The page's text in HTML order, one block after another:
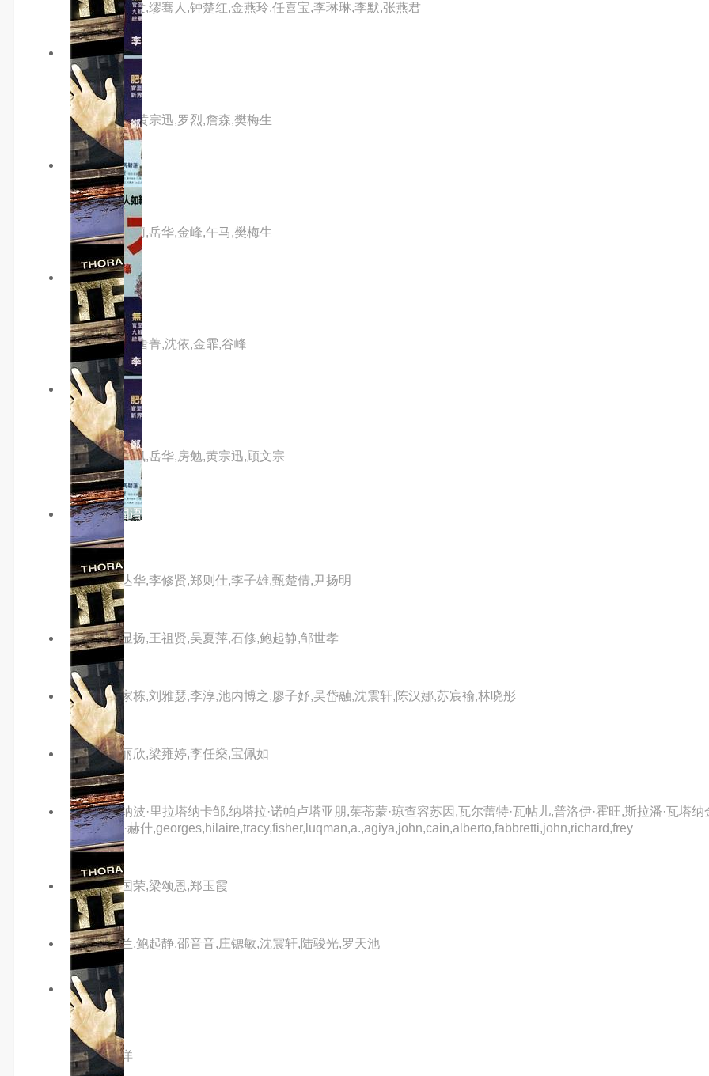
主演：周润发,缪骞人,钟楚红,金燕玲,任喜宝,李琳琳,李默,张燕君
5.0分 hd高清
来如风
主演：金汉,黄宗迅,罗烈,詹森,樊梅生
2.0分 hd高清
吉祥赌坊
主演：何莉莉,岳华,金峰,午马,樊梅生
9.0分 hd高清
特警009
主演：杜娟,唐菁,沈依,金霏,谷峰
6.0分 hd高清
荒江女侠
主演：郑佩佩,岳华,房勉,黄宗迅,顾文宗
3.0分 hd国语
四大探长
主演：任达华,李修贤,郑则仕,李子雄,甄楚倩,尹扬明
主演：江显扬,王祖贤,吴夏萍,石修,鲍起静,邹世孝
主演：林家栋,刘雅瑟,李淳,池内博之,廖子妤,吴岱融,沈震轩,陈汉娜,苏宸褕,林晓彤
主演：邓丽欣,梁雍婷,李任燊,宝佩如
主演：塔纳波·里拉塔纳卡邹,纳塔拉·诺帕卢塔亚朋,茱蒂蒙·琼查容苏因,瓦尔蕾特·瓦帖儿,普洛伊·霍旺,斯拉潘·瓦塔
尼,丹尼尔·赫什,georges,hilaire,tracy,fisher,luqman,a.,agiya,john,cain,alberto,fabbretti,john,richard,frey
主演：张国荣,梁颂恩,郑玉霞
主演：罗兰,鲍起静,邵音音,庄锶敏,沈震轩,陆骏光,罗天池
2.0分 hd
色狱女囚
主演：内详